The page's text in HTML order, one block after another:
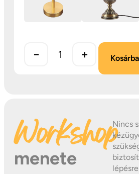
− + Kosárba
Workshop
menete
Nincs